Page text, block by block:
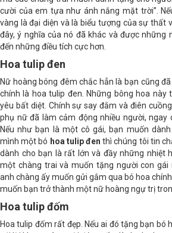
mà các chàng trai muốn dành tặng cho
cười của em tựa như ánh nắng mặt trời”.
vàng là đại diện và là biểu tượng của sự thất
đây, ý nghĩa của nó đã khác và được những
đến những điều tích cực hơn.
Hoa tulip đen
Nữ hoàng bóng đêm chắc hẳn là bạn cũng
chính là hoa tulip đen. Những bông hoa
yêu bất diệt. Chính sự say đắm và điên
phụ nữ đã làm cảm động nhiều người, ngay
Nếu như bạn là một cô gái, bạn muốn
mình một bó
hoa tulip đen
thì chúng tôi tin
dành cho bạn là rất lớn và đầy những nhiệt
một chàng trai và muốn tặng người con gái
anh chàng ấy muốn gửi gắm qua bó hoa
muốn bạn trở thành một nữ hoàng ngự trị
Hoa tulip đốm
Hoa tulip đốm rất đẹp. Nếu ai đó tặng bạn